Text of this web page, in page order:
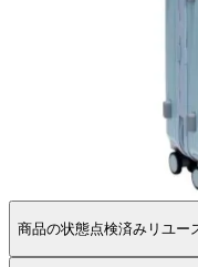
商品の状態点検済みリユー